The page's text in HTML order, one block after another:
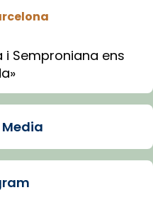
i Semproniana ens
de Tortosa, ha